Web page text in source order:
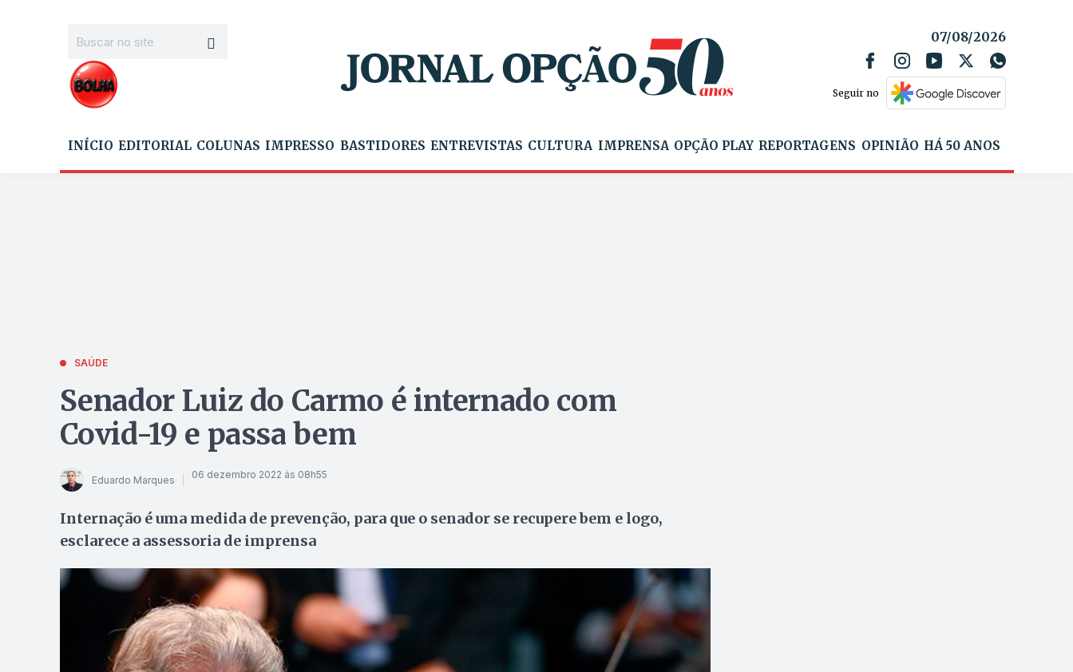
07/08/2026
Seguir no
INÍCIO EDITORIAL COLUNAS IMPRESSO BASTIDORES ENTREVISTAS CULTURA IMPRENSA OPÇÃO PLAY REPORTAGENS OPINIÃO HÁ 50 ANOS
SAÚDE
Senador Luiz do Carmo é internado com
Covid-19 e passa bem
Eduardo Marques 06 dezembro 2022 às 08h55
Internação é uma medida de prevenção, para que o senador se recupere bem e logo,
esclarece a assessoria de imprensa